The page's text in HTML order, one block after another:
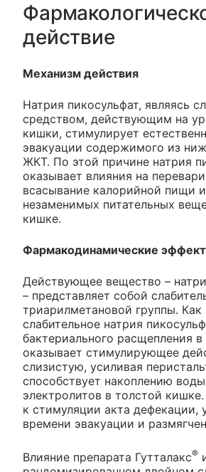
действие
Механизм действия
Натрия пикосульфат, являясь
средством, действующим на
кишки, стимулирует
эвакуации содержимого из
ЖКТ. По этой причине натрия
оказывает влияния на
всасывание калорийной пищи
незаменимых питательных
кишке.
Фармакодинамические
Действующее вещество –
– представляет собой
триарилметановой группы. Как
слабительное натрия
бактериального расщепления
оказывает стимулирующее
слизистую, усиливая
способствует накоплению
электролитов в толстой
к стимуляции акта дефекации,
времени эвакуации и
Влияние препарата Гутталакс®